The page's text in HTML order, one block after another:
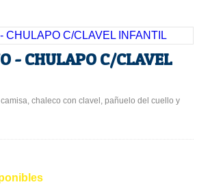
- CHULAPO C/CLAVEL
chaleco con clavel, pañuelo del cuello y